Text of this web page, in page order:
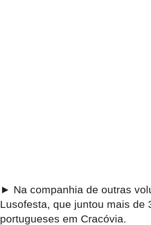
► Na companhia de outras
Lusofesta, que juntou mais de
portugueses em Cracóvia.